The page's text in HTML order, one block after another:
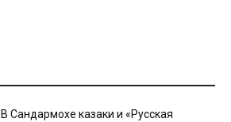
В Сандармохе казаки и «Русская